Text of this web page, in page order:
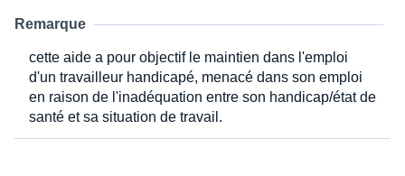
Remarque
cette aide a pour objectif le maintien dans l'emploi
d'un travailleur handicapé, menacé dans son emploi
en raison de l'inadéquation entre son handicap/état de
santé et sa situation de travail.